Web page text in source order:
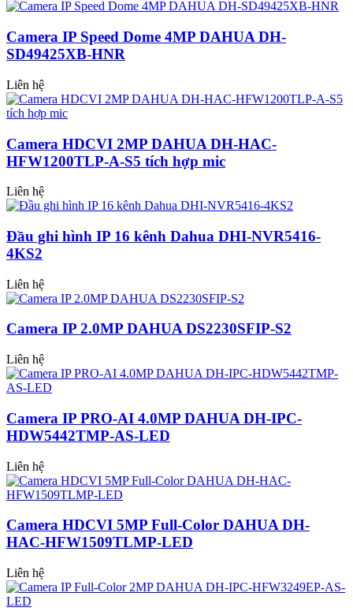
Camera IP Speed Dome 4MP DAHUA DH-
SD49425XB-HNR
Liên hệ
Camera HDCVI 2MP DAHUA DH-HAC-
HFW1200TLP-A-S5 tích hợp mic
Liên hệ
Đầu ghi hình IP 16 kênh Dahua DHI-NVR5416-
4KS2
Liên hệ
Camera IP 2.0MP DAHUA DS2230SFIP-S2
Liên hệ
Camera IP PRO-AI 4.0MP DAHUA DH-IPC-
HDW5442TMP-AS-LED
Liên hệ
Camera HDCVI 5MP Full-Color DAHUA DH-
HAC-HFW1509TLMP-LED
Liên hệ